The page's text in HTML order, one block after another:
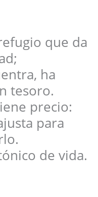
que da
ha
tesoro.
precio:
para
de vida.